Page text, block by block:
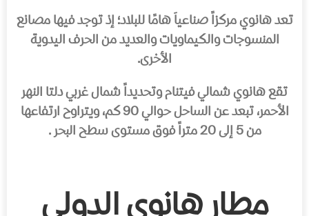
تعد هانوي مركزاً صناعياَ هامًا للبلاد؛ إذ توجد فيها مصانع
المنسوجات والكيماويات والعديد من الحرف اليدوية
الأخرى.
تقع هانوي شمالي فيتنام وتحديداً شمال غربي دلتا النهر
الأحمر، تبعد عن الساحل حوالي 90 كم، ويتراوح ارتفاعها
من 5 إلى 20 متراً فوق مستوى سطح البحر .